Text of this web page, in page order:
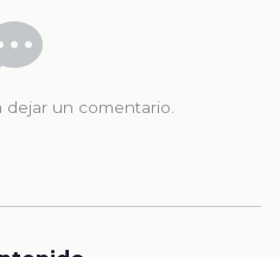
dejar un comentario.